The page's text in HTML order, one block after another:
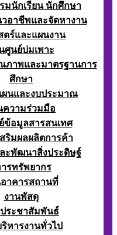
มนักเรียน นักศึกษา
อาชีพและจัดหางาน
ตร์และแผนงาน
ศูนย์บ่มเพาะ
ภาพและมาตรฐานการ
ศึกษา
ผนและงบประมาณ
ความร่วมมือ
ข้อมูลสารสนเทศ
สริมผลผลิตการค้า
ะพัฒนาสิ่งประดิษฐ์
รทรัพยากร
าคารสถานที่
งานพัสดุ
ระชาสัมพันธ์
หารงานทั่วไป